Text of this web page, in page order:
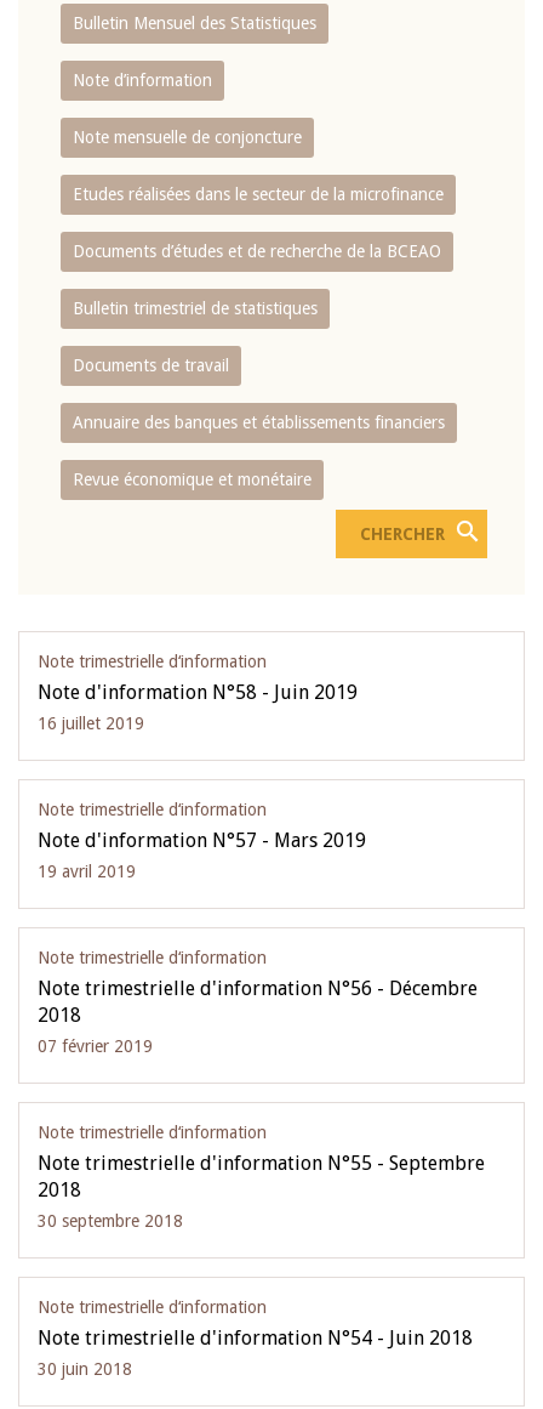
Bulletin Mensuel des Statistiques
Note d’information
Note mensuelle de conjoncture
Etudes réalisées dans le secteur de la microfinance
Documents d’études et de recherche de la BCEAO
Bulletin trimestriel de statistiques
Documents de travail
Annuaire des banques et établissements financiers
Revue économique et monétaire
Note trimestrielle d‘information
Note d'information N°58 - Juin 2019
16 juillet 2019
Note trimestrielle d‘information
Note d'information N°57 - Mars 2019
19 avril 2019
Note trimestrielle d‘information
Note trimestrielle d'information N°56 - Décembre
2018
07 février 2019
Note trimestrielle d‘information
Note trimestrielle d'information N°55 - Septembre
2018
30 septembre 2018
Note trimestrielle d‘information
Note trimestrielle d'information N°54 - Juin 2018
30 juin 2018